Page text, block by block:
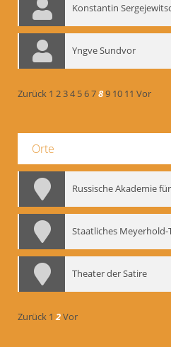
Konstantin
Yngve Sundvor
Zurück 1 234 56789 10 11 Vor
Orte
Staatliches Meyerhold-
Theater der Satire
Zurück 1 2Vor